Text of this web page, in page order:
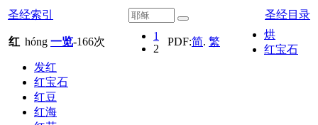
圣经索引 圣经目录
红 hóng 一览-166次
1
2
PDF:简. 繁
烘
红宝石
发红
红宝石
红豆
红海